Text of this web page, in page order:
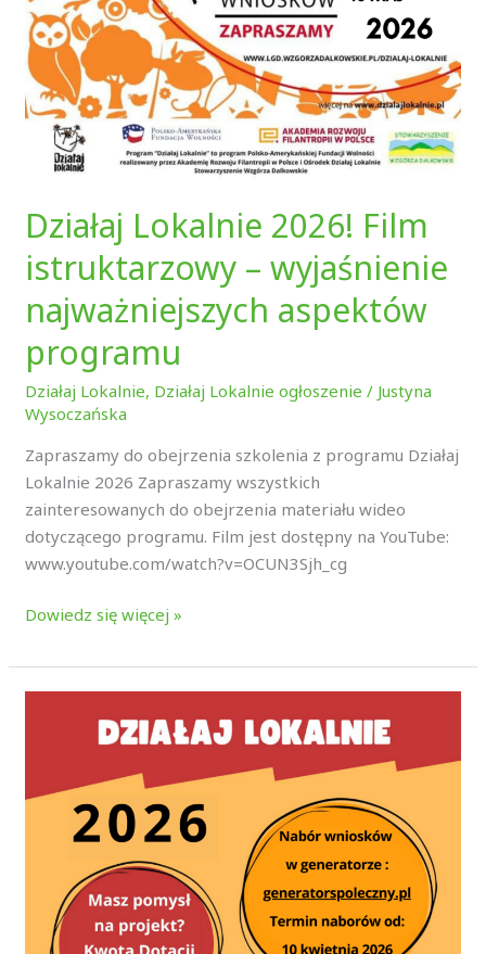
Działaj Lokalnie 2026! Film
istruktarzowy – wyjaśnienie
najważniejszych aspektów
programu
Działaj Lokalnie, Działaj Lokalnie ogłoszenie / Justyna
Wysoczańska
Zapraszamy do obejrzenia szkolenia z programu Działaj
Lokalnie 2026 Zapraszamy wszystkich
zainteresowanych do obejrzenia materiału wideo
dotyczącego programu. Film jest dostępny na YouTube:
www.youtube.com/watch?v=OCUN3Sjh_cg
Dowiedz się więcej »
2026!